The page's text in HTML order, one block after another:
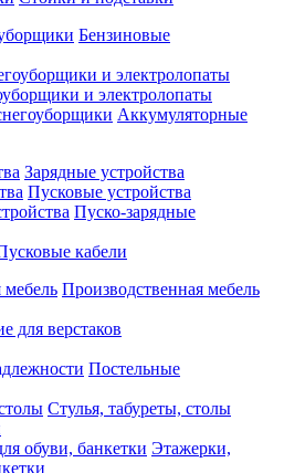
Бензиновые
и электролопаты
Аккумуляторные
Зарядные устройства
Пусковые устройства
Пуско-зарядные
кабели
Производственная мебель
для верстаков
Постельные
Стулья, табуреты, столы
Этажерки,